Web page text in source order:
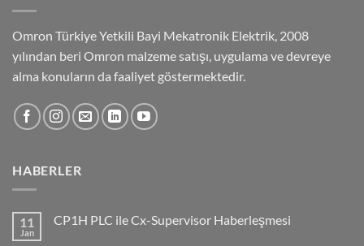
Omron Türkiye Yetkili Bayi Mekatronik Elektrik, 2008
yılından beri Omron malzeme satışı, uygulama ve devreye
alma konuların da faaliyet göstermektedir.
HABERLER
11
Jan
CP1H PLC ile Cx-Supervisor Haberleşmesi